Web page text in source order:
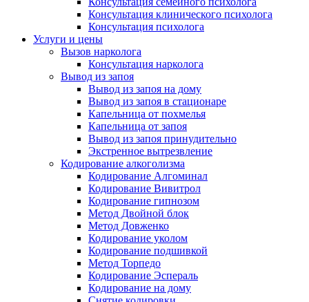
Консультация клинического психолога
Консультация психолога
Услуги и цены
Вызов нарколога
Консультация нарколога
Вывод из запоя
Вывод из запоя на дому
Вывод из запоя в стационаре
Капельница от похмелья
Капельница от запоя
Вывод из запоя принудительно
Экстренное вытрезвление
Кодирование алкоголизма
Кодирование Алгоминал
Кодирование Вивитрол
Кодирование гипнозом
Метод Двойной блок
Метод Довженко
Кодирование уколом
Кодирование подшивкой
Метод Торпедо
Кодирование Эспераль
Кодирование на дому